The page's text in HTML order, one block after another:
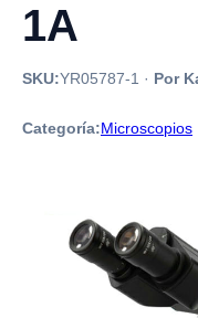
1A
SKU:YR05787-1 · Por
Categoría:Microscopios